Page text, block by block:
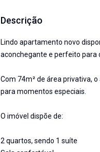
Descrição
Lindo apartamento novo
aconchegante e perfeito para
Com 74m² de área privativa,
para momentos especiais.
O imóvel dispõe de:
2 quartos, sendo 1 suíte